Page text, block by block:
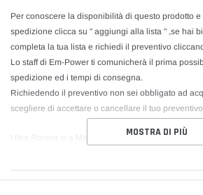
Per conoscere la disponibilità di questo prodotto
spedizione clicca su " aggiungi alla lista " ,se hai
completa la tua lista e richiedi il preventivo
Lo staff di Em-Power ti comunicherà il prima
spedizione ed i tempi di consegna.
Richiedendo il preventivo non sei obbligato ad
scegliere di accettare o cancellare il tuo
Ultra Racing is a Malaysian-based manufacturer
and manufactures high quality strut and chassis
MOSTRA DI PIÙ